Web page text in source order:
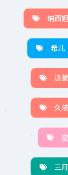
纳西妲
希儿
派蒙
久
空
三